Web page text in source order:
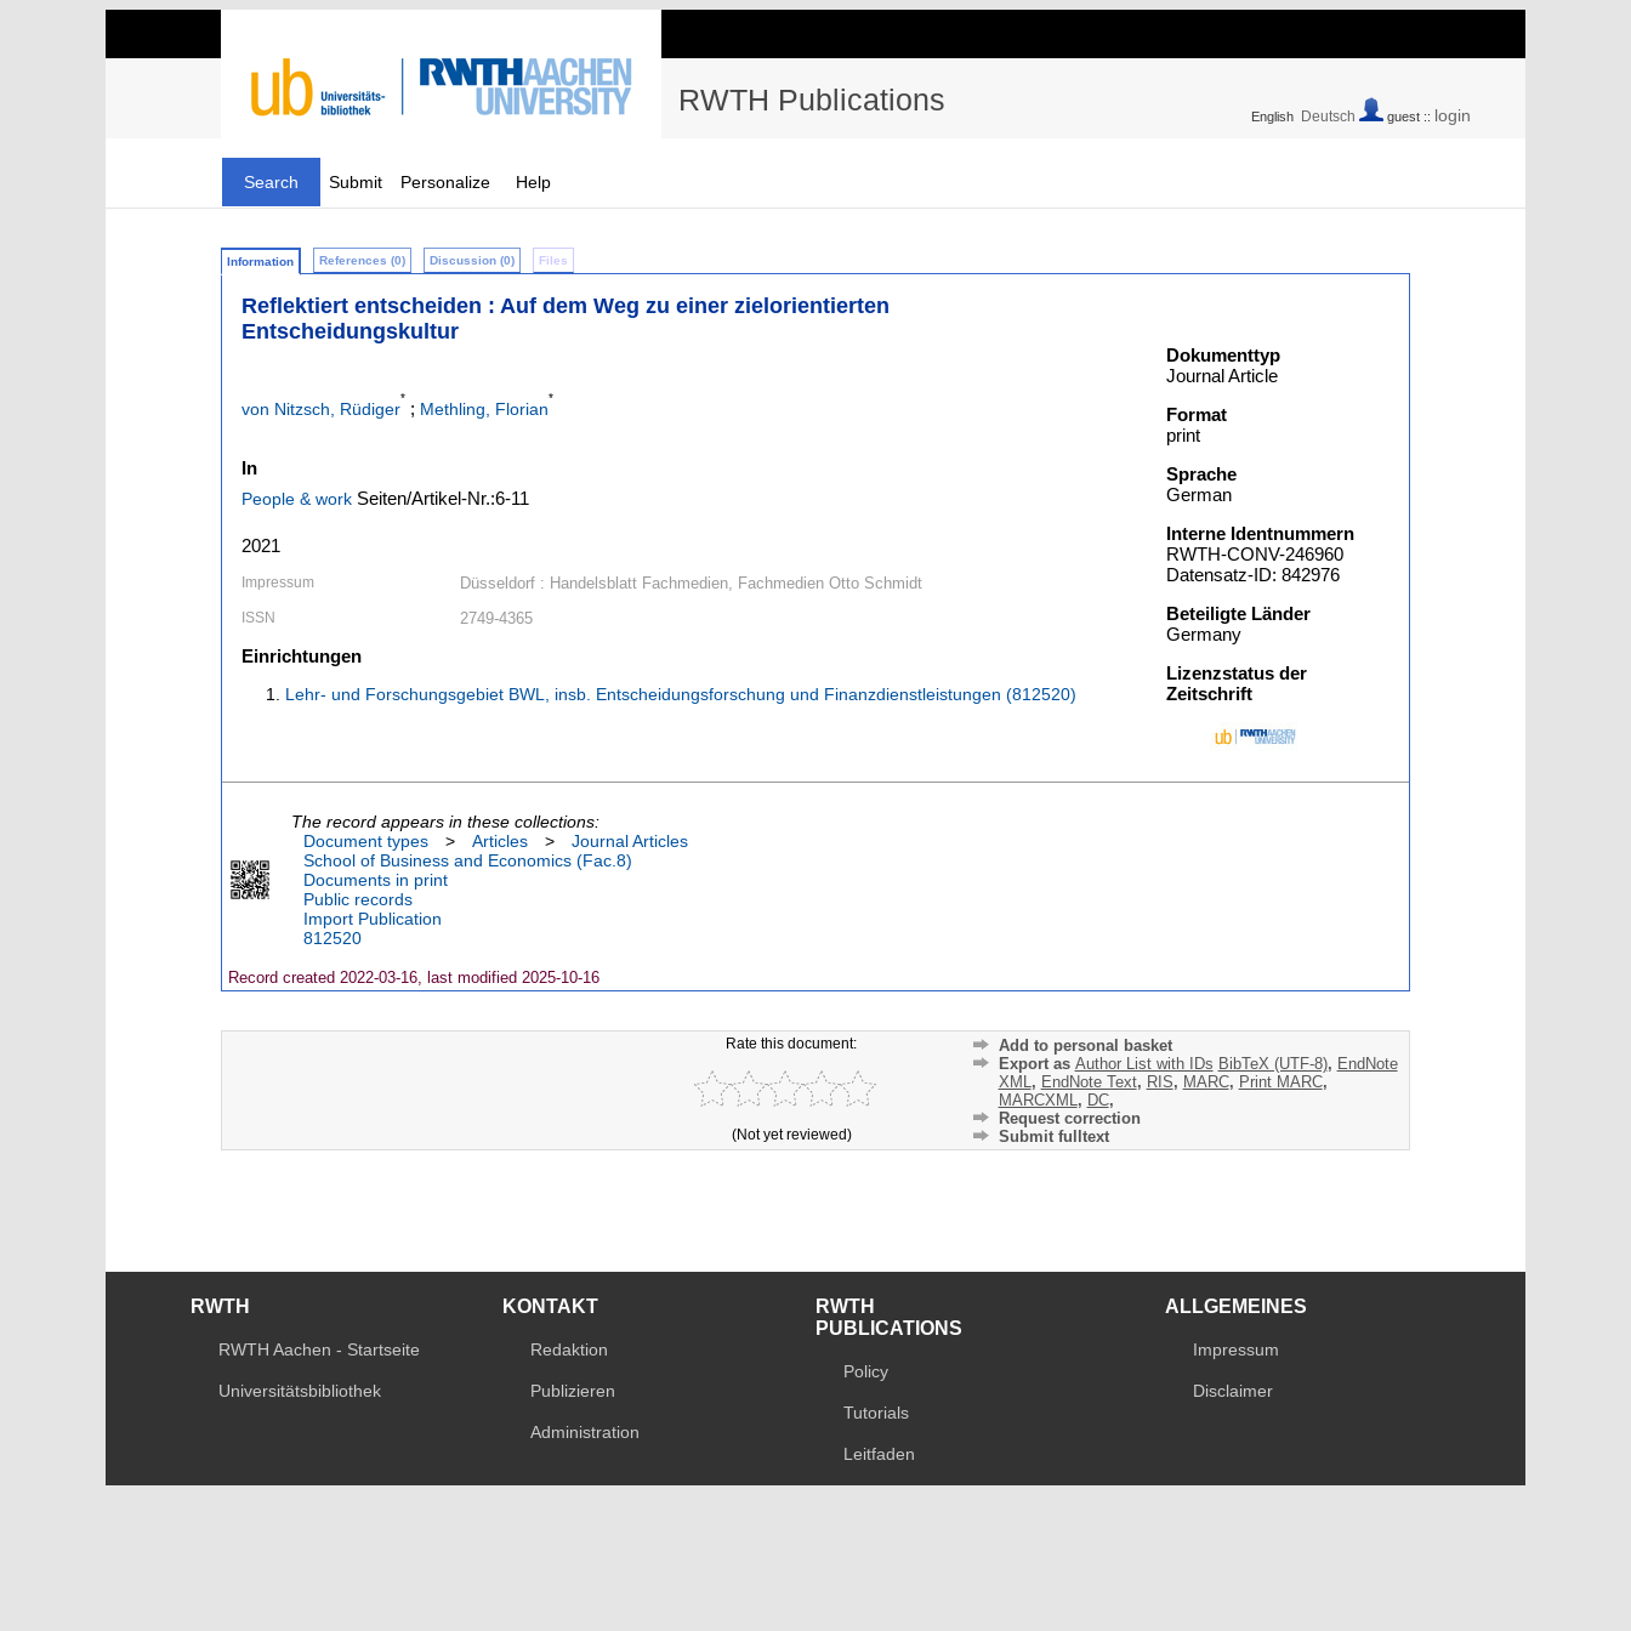
RWTH Publications English Deutsch guest :: login
Search Submit Personalize Help
Information References (0) Discussion (0) Files
Reflektiert entscheiden : Auf dem Weg zu einer zielorientierten
Entscheidungskultur
von Nitzsch, Rüdiger
*
; Methling, Florian
*
In
People & work Seiten/Artikel-Nr.:6-11
2021
Impressum Düsseldorf : Handelsblatt Fachmedien, Fachmedien Otto Schmidt
ISSN 2749-4365
Einrichtungen
Lehr- und Forschungsgebiet BWL, insb. Entscheidungsforschung und Finanzdienstleistungen (812520)
Dokumenttyp
Journal Article
Format
print
Sprache
German
Interne Identnummern
RWTH-CONV-246960
Datensatz-ID: 842976
Beteiligte Länder
Germany
Lizenzstatus der
Zeitschrift
The record appears in these collections:
Document types
> Articles >
Journal Articles
School of Business and Economics (Fac.8)
Documents in print
Public records
Import Publication
812520
Record created 2022-03-16, last modified 2025-10-16
Rate this document:
(Not yet reviewed)
Add to personal basket
Export as Author List with IDs BibTeX (UTF-8), EndNote
XML , EndNote Text, RIS, MARC, Print MARC,
MARCXML , DC,
Request correction
Submit fulltext
RWTH
RWTH Aachen - Startseite
Universitätsbibliothek
KONTAKT
Redaktion
Publizieren
Administration
RWTH
PUBLICATIONS
Policy
Tutorials
Leitfaden
ALLGEMEINES
Impressum
Disclaimer